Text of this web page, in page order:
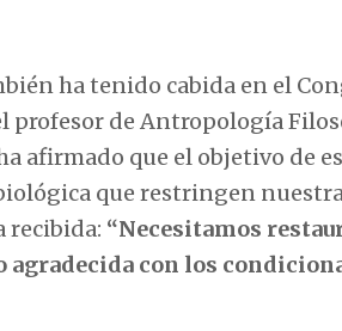
ha tenido cabida en el
profesor de Antropología
afirmado que el objetivo de
que restringen
recibida: “Necesitamos
con los